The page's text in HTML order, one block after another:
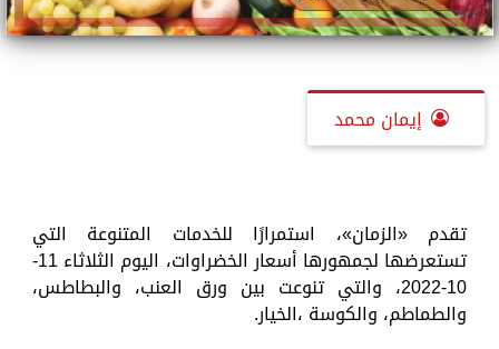
إيمان محمد
تقدم «الزمان»، استمرارًا للخدمات المتنوعة التي
تستعرضها لجمهورها أسعار الخضراوات، اليوم الثلاثاء 11-
10-2022، والتي تنوعت بين ورق العنب، والبطاطس،
والطماطم، والكوسة ،الخيار.